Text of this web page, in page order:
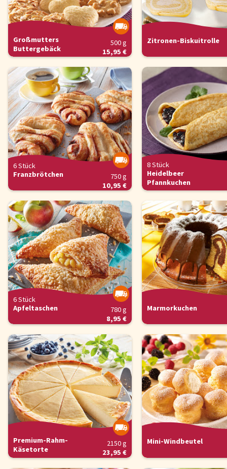
Großmutters
Buttergebäck
500 g
15,95 €
Zitronen-Biskuitrolle
6 Stück
Franzbrötchen
750 g
10,95 €
8 Stück
Heidelbeer
Pfannkuchen
6 Stück
Apfeltaschen
780 g
8,95 €
Marmorkuchen
Premium-Rahm-
Käsetorte
2150 g
23,95 €
Mini-Windbeutel